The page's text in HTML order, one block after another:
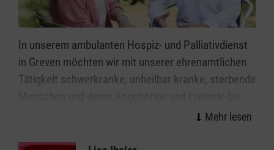
In unserem ambulanten Hospiz- und Palliativdienst
in Greven möchten wir mit unserer ehrenamtlichen
Tätigkeit schwerkranke, unheilbar kranke, sterbende
der Bewältigung ihrer außergewöhnlichen Situation